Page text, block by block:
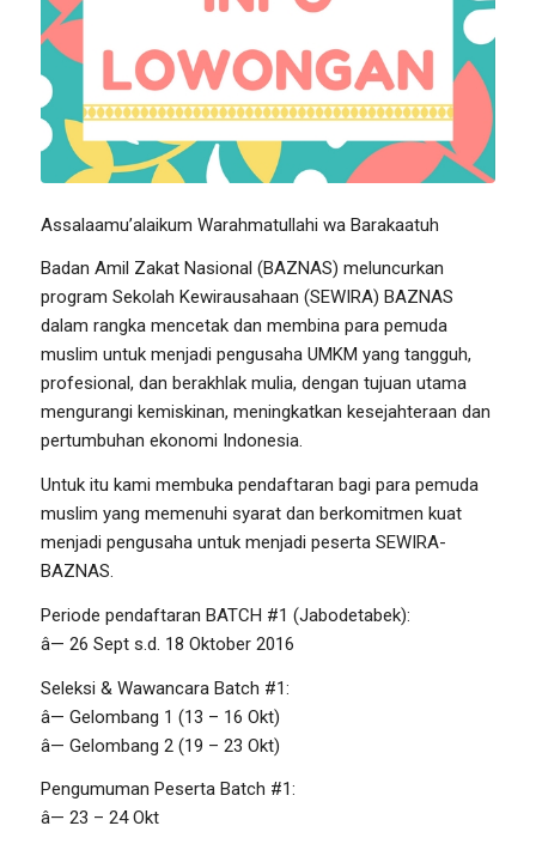
Assalaamu’alaikum Warahmatullahi wa Barakaatuh
Badan Amil Zakat Nasional (BAZNAS) meluncurkan
program Sekolah Kewirausahaan (SEWIRA) BAZNAS
dalam rangka mencetak dan membina para pemuda
muslim untuk menjadi pengusaha UMKM yang tangguh,
profesional, dan berakhlak mulia, dengan tujuan utama
mengurangi kemiskinan, meningkatkan kesejahteraan dan
pertumbuhan ekonomi Indonesia.
Untuk itu kami membuka pendaftaran bagi para pemuda
muslim yang memenuhi syarat dan berkomitmen kuat
menjadi pengusaha untuk menjadi peserta SEWIRA-
BAZNAS.
Periode pendaftaran BATCH #1 (Jabodetabek):
â— 26 Sept s.d. 18 Oktober 2016
Seleksi & Wawancara Batch #1:
â— Gelombang 1 (13 – 16 Okt)
â— Gelombang 2 (19 – 23 Okt)
Pengumuman Peserta Batch #1:
â— 23 – 24 Okt